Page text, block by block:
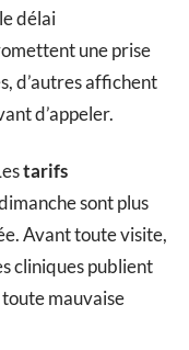
délai
une prise
d’autres affichent
d’appeler.
tarifs
sont plus
Avant toute visite,
cliniques publient
mauvaise